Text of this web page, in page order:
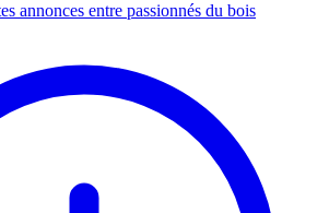
annonces entre passionnés du bois